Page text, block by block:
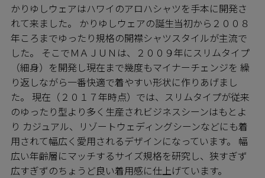
かりゆしウェアはハワイのアロハシャツを手本に開発さ
れて来ました。 かりゆしウェアの誕生当初から２００８
年ころまでゆったり規格の開襟シャツスタイルが主流で
した。 そこでＭＡＪＵＮは、２００９年にスリムタイプ
（細身）を開発し現在まで幾度もマイナーチェンジを 繰
り返しながら一番快適で着やすい形状に作りあげまし
た。 現在（２０１７年時点）では、スリムタイプが従来
のゆったり型より多く生産されビジネスシーンはもとよ
り カジュアル、リゾートウェディングシーンなどにも着
用されて幅広く愛用されるデザインになっています。 幅
広い年齢層にマッチするサイズ規格を研究し、狭すぎず
広すぎずのちょうど良い着用感に仕上げています。